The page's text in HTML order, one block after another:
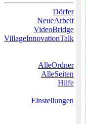
Dörfer
NeueArbeit
VideoBridge
VillageInnovationTalk
AlleOrdner
AlleSeiten
Hilfe
Einstellungen